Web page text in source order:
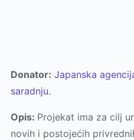
Donator: Japanska
saradnju.
Opis: Projekat ima za cilj
novih i postojećih